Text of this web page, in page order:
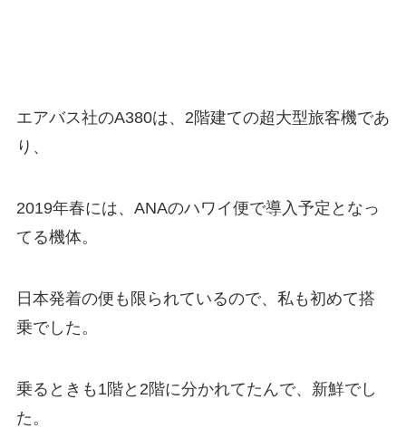
エアバス社のA380は、2階建ての超大型旅客機であ
り、
2019年春には、ANAのハワイ便で導入予定となっ
てる機体。
日本発着の便も限られているので、私も初めて搭
乗でした。
乗るときも1階と2階に分かれてたんで、新鮮でし
た。